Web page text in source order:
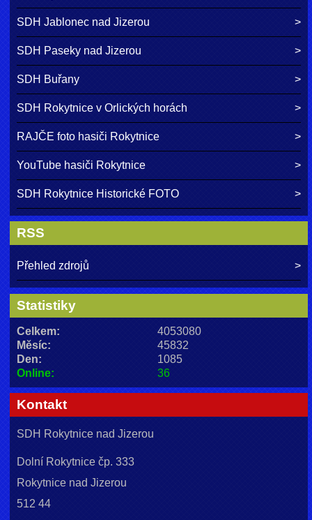
SDH Jablonec nad Jizerou
SDH Paseky nad Jizerou
SDH Buřany
SDH Rokytnice v Orlických horách
RAJČE foto hasiči Rokytnice
YouTube hasiči Rokytnice
SDH Rokytnice Historické FOTO
RSS
Přehled zdrojů
Statistiky
Online: 36
Celkem:
4053080
Měsíc:
45832
Den:
1085
Kontakt
SDH Rokytnice nad Jizerou
Dolní Rokytnice čp. 333
Rokytnice nad Jizerou
512 44